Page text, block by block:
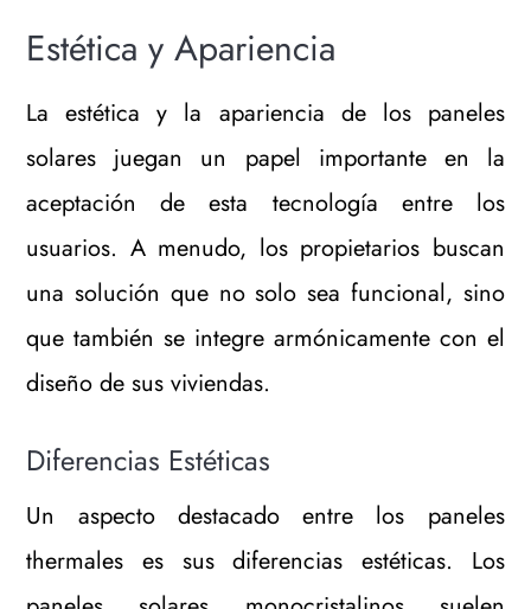
Estética y Apariencia
La estética y la apariencia de los paneles
solares juegan un papel importante en la
aceptación de esta tecnología entre los
usuarios. A menudo, los propietarios buscan
una solución que no solo sea funcional, sino
que también se integre armónicamente con el
diseño de sus viviendas.
Diferencias Estéticas
Un aspecto destacado entre los paneles
thermales es sus diferencias estéticas. Los